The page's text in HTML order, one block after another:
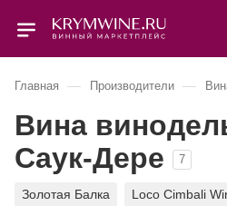
Главная — Производители —
Вина
Саук-Дере
7
Золотая Балка Loco Cimbali